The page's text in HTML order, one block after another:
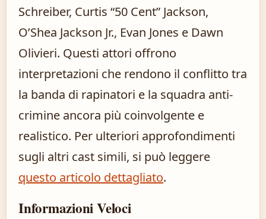
Schreiber, Curtis “50 Cent” Jackson,
O’Shea Jackson Jr., Evan Jones e Dawn
Olivieri. Questi attori offrono
interpretazioni che rendono il conflitto tra
la banda di rapinatori e la squadra anti-
crimine ancora più coinvolgente e
realistico. Per ulteriori approfondimenti
sugli altri cast simili, si può leggere
questo articolo dettagliato.
Informazioni Veloci